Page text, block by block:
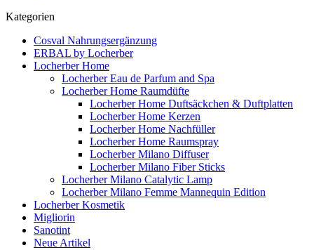
Kategorien
Cosval Nahrungsergänzung
ERBAL by Locherber
Locherber Home
Locherber Eau de Parfum and Spa
Locherber Home Raumdüfte
Locherber Home Duftsäckchen & Duftplatten
Locherber Home Kerzen
Locherber Home Nachfüller
Locherber Home Raumspray
Locherber Milano Diffuser
Locherber Milano Fiber Sticks
Locherber Milano Catalytic Lamp
Locherber Milano Femme Mannequin Edition
Locherber Kosmetik
Migliorin
Sanotint
Neue Artikel